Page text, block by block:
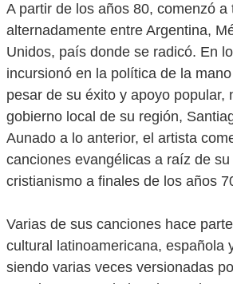
A partir de los años 80, comenzó a
alternadamente entre Argentina,
Unidos, país donde se radicó. En
incursionó en la política de la
pesar de su éxito y apoyo popular,
gobierno local de su región,
Aunado a lo anterior, el artista
canciones evangélicas a raíz de su
cristianismo a finales de los años
Varias de sus canciones hace
cultural latinoamericana, española
siendo varias veces versionadas